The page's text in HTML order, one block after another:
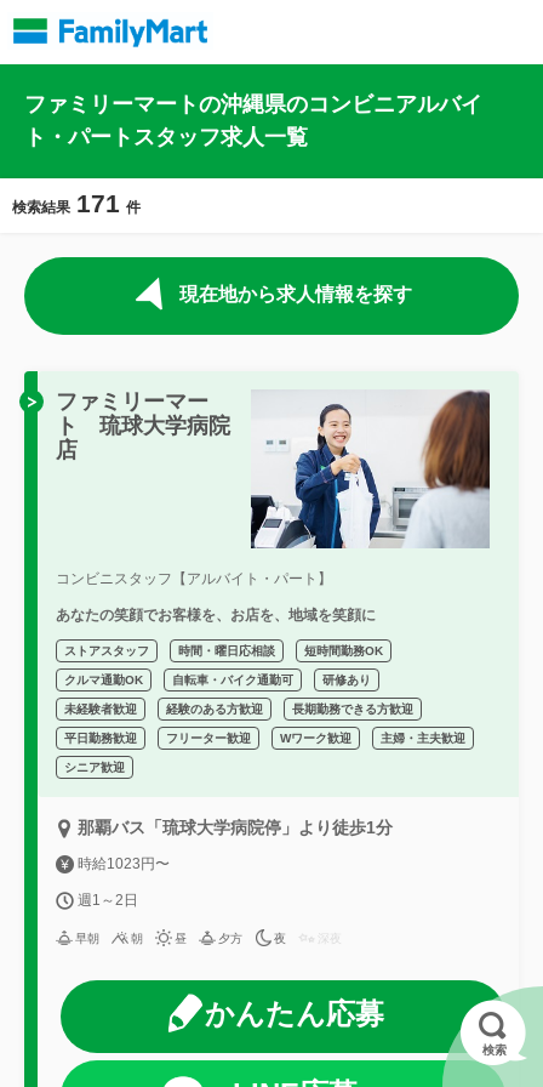
ファミリーマートの沖縄県のコンビニアルバイ
ト・パートスタッフ求人一覧
検索結果 171 件
現在地から求人情報を探す
ファミリーマー
ト 琉球大学病院
店
コンビニスタッフ【アルバイト・パート】
あなたの笑顔でお客様を、お店を、地域を笑顔に
ストアスタッフ 時間・曜日応相談 短時間勤務OK
クルマ通勤OK 自転車・バイク通勤可 研修あり
未経験者歓迎 経験のある方歓迎 長期勤務できる方歓迎
平日勤務歓迎 フリーター歓迎 Wワーク歓迎 主婦・主夫歓迎
シニア歓迎
那覇バス「琉球大学病院停」より徒歩1分
時給1023円〜
週1～2日
早朝 朝 昼 夕方 夜 深夜
かんたん応募
検索